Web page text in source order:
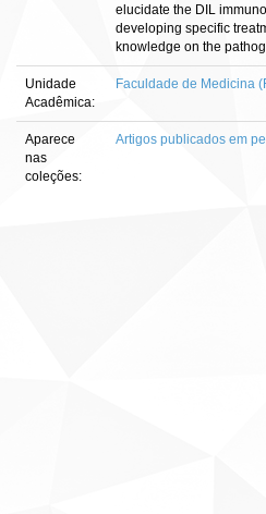
elucidate the DIL
developing specific
knowledge on the
Unidade
Acadêmica:
Faculdade de Medicina
Aparece
nas
coleções:
Artigos publicados em